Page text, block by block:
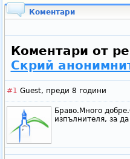
Коментари
Коментари от
Скрий
#1 Guest, преди 8 години
Браво.Много
изпълнителя, за